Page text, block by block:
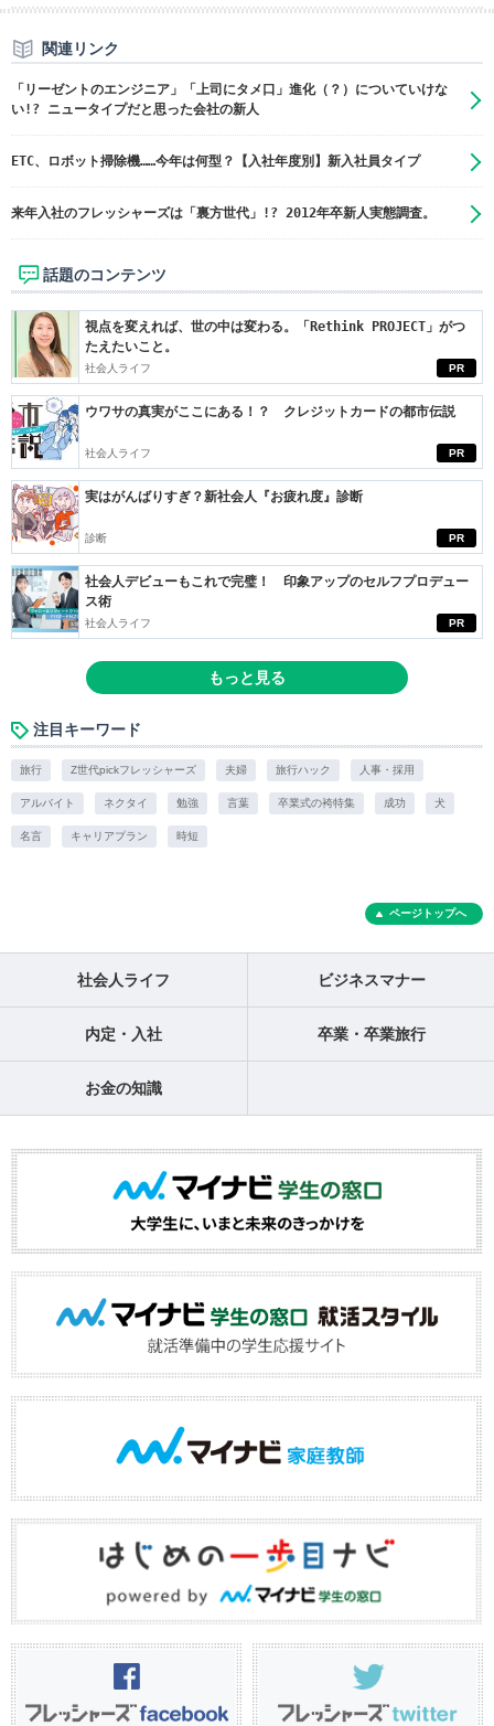
関連リンク
「リーゼントのエンジニア」「上司にタメ口」進化（？）についていけな
い!? ニュータイプだと思った会社の新人
ETC、ロボット掃除機……今年は何型？【入社年度別】新入社員タイプ
来年入社のフレッシャーズは「裏方世代」!? 2012年卒新人実態調査。
話題のコンテンツ
PR
視点を変えれば、世の中は変わる。「Rethink PROJECT」がつ
たえたいこと。
社会人ライフ
PR
ウワサの真実がここにある！？ クレジットカードの都市伝説
社会人ライフ
PR
実はがんばりすぎ？新社会人『お疲れ度』診断
診断
PR
社会人デビューもこれで完璧！ 印象アップのセルフプロデュー
ス術
社会人ライフ
もっと見る
注目キーワード
旅行 Z世代pickフレッシャーズ 夫婦 旅行ハック 人事・採用
アルバイト ネクタイ 勉強 言葉 卒業式の袴特集 成功 犬
名言 キャリアプラン 時短
ページトップへ
社会人ライフ ビジネスマナー
内定・入社 卒業・卒業旅行
お金の知識